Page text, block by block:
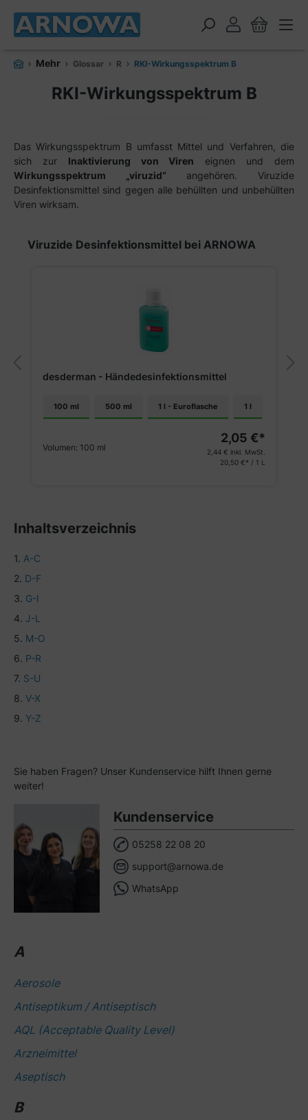
springen
Mehr Glossar R RKI-Wirkungsspektrum B
RKI-Wirkungsspektrum B
Das Wirkungsspektrum B umfasst Mittel und Verfahren, die
sich zur Inaktivierung von Viren eignen und dem
Wirkungsspektrum „viruzid“ angehören. Viruzide
Desinfektionsmittel sind gegen alle behüllten und unbehüllten
Viren wirksam.
Produktgalerie überspringen
Viruzide Desinfektionsmittel bei ARNOWA
desderman - Händedesinfektionsmittel
100 ml 500 ml 1 l - Euroflasche 1 l
Volumen: 100 ml
2,05 €*
2,44 € inkl. MwSt.
20,50 €* / 1 L
Inhaltsverzeichnis
A-C
D-F
G-I
J-L
M-O
P-R
S-U
V-X
Y-Z
Sie haben Fragen? Unser Kundenservice hilft Ihnen gerne
weiter!
Kundenservice
05258 22 08 20
support@arnowa.de
WhatsApp
A
Aerosole
Antiseptikum / Antiseptisch
AQL (Acceptable Quality Level)
Arzneimittel
Aseptisch
B